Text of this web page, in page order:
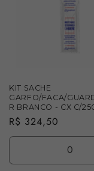
KIT SACHE
GARFO/FACA/
R BRANCO - CX C/
Preço
normal
R$ 324,50